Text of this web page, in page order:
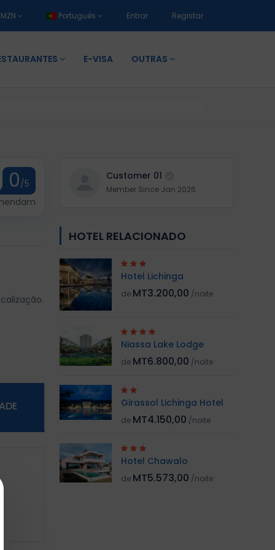
MZN Português Entrar Registar
E-VISA OUTRAS
0/5
Customer 01
Member Since Jan 2026
HOTEL RELACIONADO
Hotel Lichinga
de MT3.200,00 /noite
Niassa Lake Lodge
de MT6.800,00 /noite
Girassol Lichinga Hotel
de MT4.150,00 /noite
Hotel Chawalo
de MT5.573,00 /noite